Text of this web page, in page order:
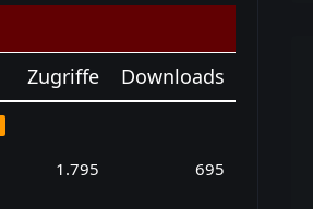
Zugriffe Downloads
1.795 695